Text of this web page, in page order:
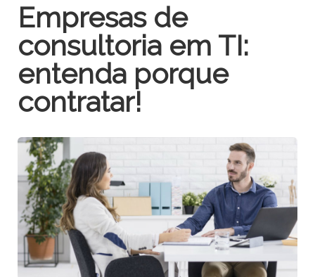
Empresas de
consultoria em TI:
entenda porque
contratar!